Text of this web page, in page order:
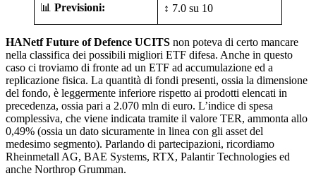
📊 Previsioni: ↕️ 7.0 su 10
HANetf Future of Defence UCITS non poteva di certo mancare
nella classifica dei possibili migliori ETF difesa. Anche in questo
caso ci troviamo di fronte ad un ETF ad accumulazione ed a
replicazione fisica. La quantità di fondi presenti, ossia la dimensione
del fondo, è leggermente inferiore rispetto ai prodotti elencati in
precedenza, ossia pari a 2.070 mln di euro. L’indice di spesa
complessiva, che viene indicata tramite il valore TER, ammonta allo
0,49% (ossia un dato sicuramente in linea con gli asset del
medesimo segmento). Parlando di partecipazioni, ricordiamo
Rheinmetall AG, BAE Systems, RTX, Palantir Technologies ed
anche Northrop Grumman.